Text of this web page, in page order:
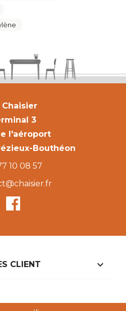
Chaisier
3
l'aéroport
Bouthéon
10 08 57
CLIENT 